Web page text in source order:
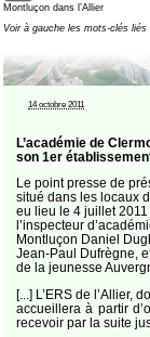
Montluçon dans l’Allier
Voir à gauche les mots-clés liés
14 octobre 2011
L’académie de
son 1er
Le point presse de
situé dans les locaux
eu lieu le 4 juillet
l’inspecteur
Montluçon Daniel
Jean-Paul Dufrègne,
de la jeunesse
[...] L’ERS de l’Allier,
accueillera à partir
recevoir par la suite